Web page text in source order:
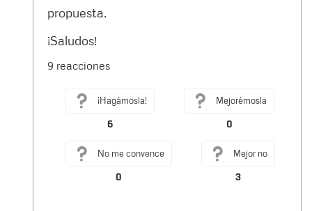
propuesta.
¡Saludos!
9 reacciones
¡Hagámosla!
6
Mejorémosla
0
No me convence
0
Mejor no
3